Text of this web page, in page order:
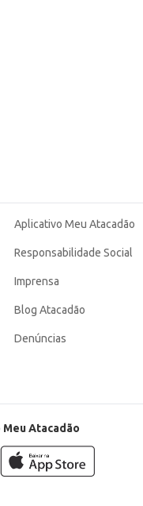
Aplicativo Meu Atacadão
Responsabilidade Social
Imprensa
Blog Atacadão
Denúncias
Atacadão